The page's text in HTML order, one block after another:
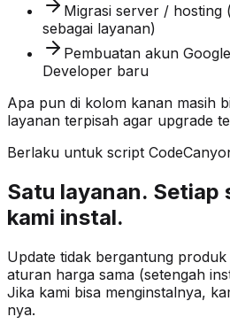
Migrasi server / hosting
sebagai layanan)
Pembuatan akun
Developer baru
Apa pun di kolom kanan masih
layanan terpisah agar upgrade
Berlaku untuk script
Satu layanan. Setiap
kami instal.
Update tidak bergantung
aturan harga sama (setengah
Jika kami bisa menginstalnya,
nya.